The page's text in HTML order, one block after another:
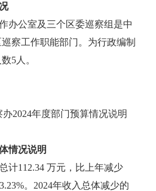
办公室及三个区委巡察组是中
察工作职能部门。为行政编制
5人。
2024年度部门预算情况说明
情况说明
计112.34 万元，比上年减少
。2024年收入总体减少的